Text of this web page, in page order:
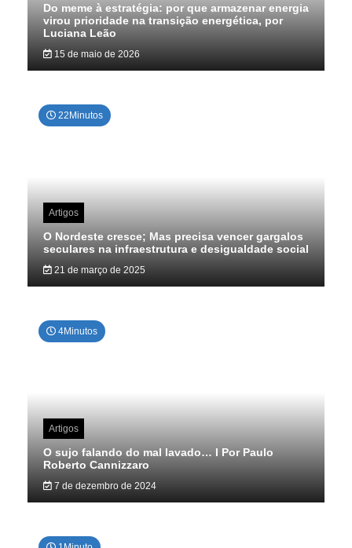
Do meme à estratégia: por que armazenar energia
virou prioridade na transição energética, por
Luciana Leão
15 de maio de 2026
22Minutos
Artigos
O Nordeste cresce; Mas precisa vencer gargalos
seculares na infraestrutura e desigualdade social
21 de março de 2025
4Minutos
Artigos
O sujo falando do mal lavado… I Por Paulo
Roberto Cannizzaro
7 de dezembro de 2024